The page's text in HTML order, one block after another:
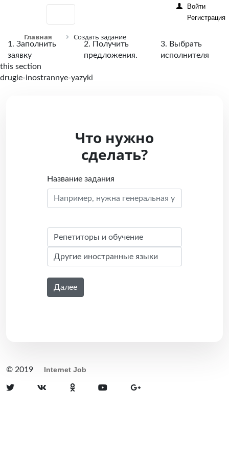
Войти
Регистрация
Главная Создать задание
1. Заполнить
заявку
2. Получить
предложения.
3. Выбрать
исполнителя
this section
drugie-inostrannye-yazyki
Что нужно
сделать?
Название задания
Далее
© 2019 Internet Job